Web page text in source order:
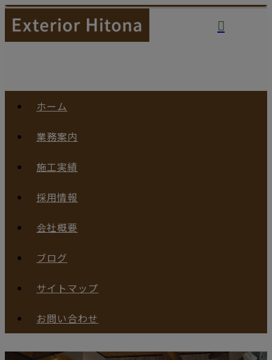
ホーム
業務案内
施工実績
採用情報
会社概要
ブログ
サイトマップ
お問い合わせ